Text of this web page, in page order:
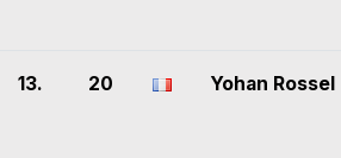
13. 20 Yohan Rossel